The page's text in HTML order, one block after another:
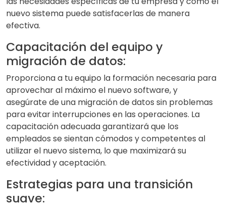
nuevo sistema puede satisfacerlas de manera
efectiva.
Capacitación del equipo y
migración de datos:
Proporciona a tu equipo la formación necesaria para
aprovechar al máximo el nuevo software, y
asegúrate de una migración de datos sin problemas
para evitar interrupciones en las operaciones. La
capacitación adecuada garantizará que los
empleados se sientan cómodos y competentes al
utilizar el nuevo sistema, lo que maximizará su
efectividad y aceptación.
Estrategias para una transición
suave: